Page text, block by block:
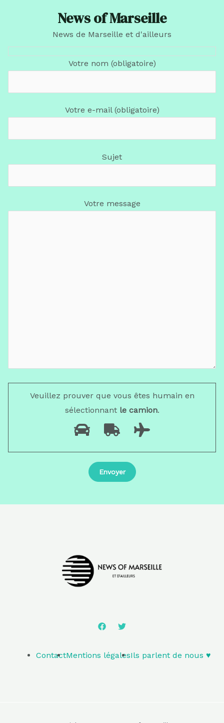
News of Marseille
News de Marseille et d'ailleurs
Votre nom (obligatoire)
Votre e-mail (obligatoire)
Sujet
Votre message
Veuillez prouver que vous êtes humain en
sélectionnantle camion.
ContactMentions légalesIls parlent de nous ♥️